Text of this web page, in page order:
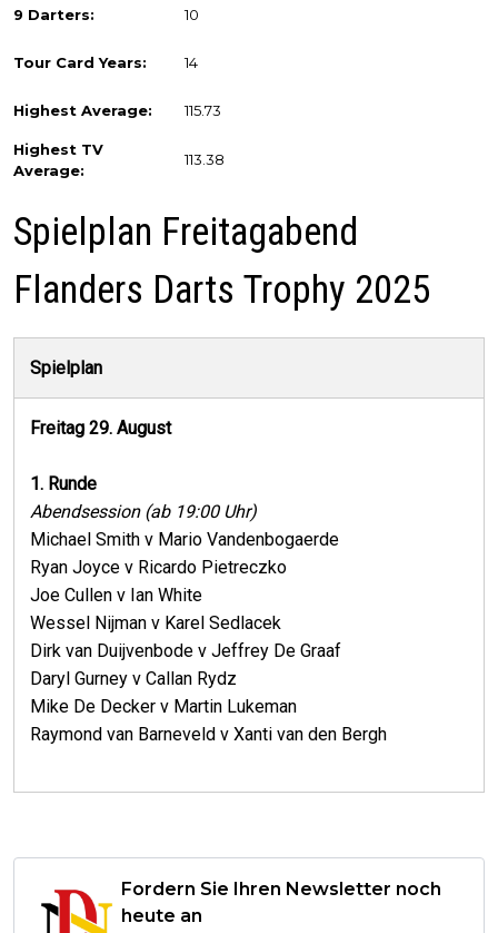
9 Darters: 10
Tour Card Years: 14
Highest Average: 115.73
Highest TV
Average:
113.38
Spielplan Freitagabend
Flanders Darts Trophy 2025
Spielplan
Freitag 29. August
1. Runde
Abendsession (ab 19:00 Uhr)
Michael Smith v Mario Vandenbogaerde
Ryan Joyce v Ricardo Pietreczko
Joe Cullen v Ian White
Wessel Nijman v Karel Sedlacek
Dirk van Duijvenbode v Jeffrey De Graaf
Daryl Gurney v Callan Rydz
Mike De Decker v Martin Lukeman
Raymond van Barneveld v Xanti van den Bergh
Fordern Sie Ihren Newsletter noch
heute an